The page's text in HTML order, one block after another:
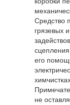
Средство
грязевых
его
не